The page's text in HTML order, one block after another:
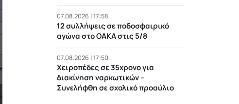
07.08.2026 | 17:58
12 συλλήψεις σε ποδοσφαιρικό
αγώνα στο ΟΑΚΑ στις 5/8
07.08.2026 | 17:50
Χειροπέδες σε 35χρονο για
διακίνηση ναρκωτικών –
Συνελήφθη σε σχολικό προαύλιο